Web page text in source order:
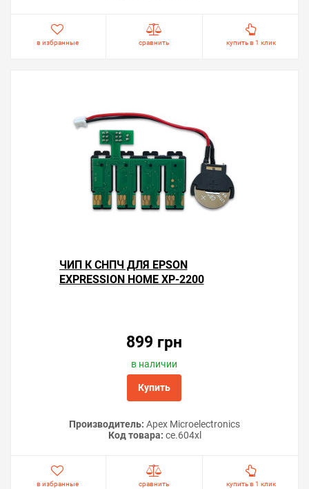
в избранные сравнить купить в 1 клик
ЧИП К СНПЧ ДЛЯ EPSON
EXPRESSION HOME XP-2200
899 грн
в наличии
Купить
Производитель: Apex Microelectronics
Код товара: ce.604xl
в избранные сравнить купить в 1 клик